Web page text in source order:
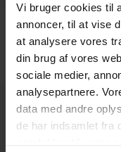
Vi bruger cookies til
annoncer, til at vise
at analysere vores
din brug af vores
sociale medier,
analysepartnere.
data med andre
de har indsamlet fra